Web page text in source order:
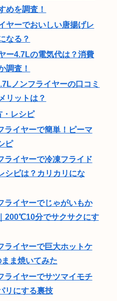
めを調査！
ヤーでおいしい唐揚げレ
なる？
ー4.7Lの電気代は？消費
調査！
ノンフライヤーの口コミ
リットは？
・レシピ
ライヤーで簡単！ピーマ
ピ
ライヤーで冷凍フライド
シピは？カリカリにな
ライヤーでじゃがいもか
200℃10分でサクサクにす
ライヤーで巨大ホットケ
ま焼いてみた
ライヤーでサツマイモチ
リにする裏技